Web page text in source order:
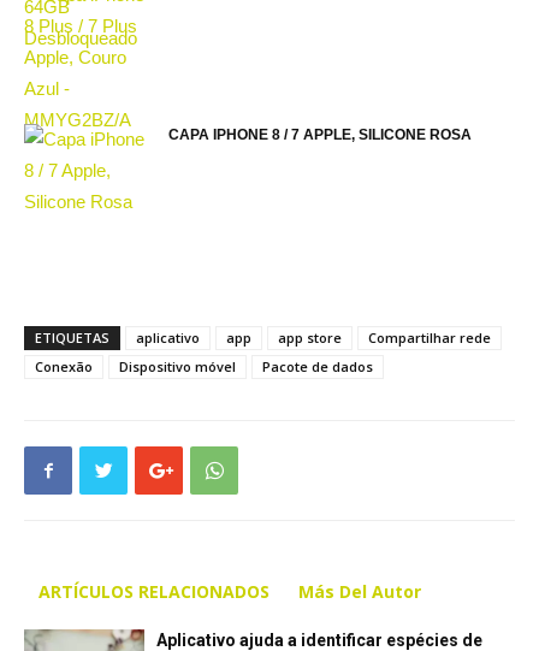
CAPA IPHONE 8 / 7 APPLE, SILICONE ROSA
ETIQUETAS aplicativo app app store
Compartilhar rede
Conexão
Dispositivo móvel Pacote de dados
ARTÍCULOS RELACIONADOS Más Del Autor
Aplicativo ajuda a identificar espécies de